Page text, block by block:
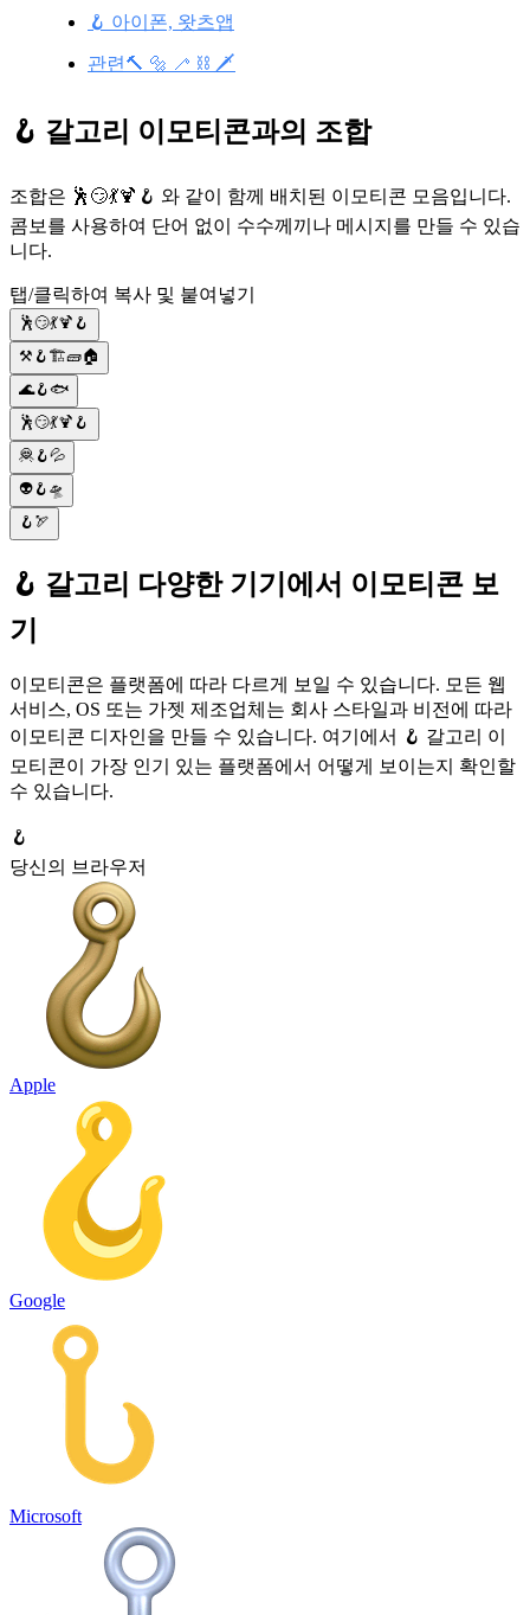
🪝 아이폰, 왓츠앱
관련🔨 🔩 🦯 ⛓️ 🗡️
🪝 갈고리 이모티콘과의 조합
조합은 🕺😏💃🍹🪝 와 같이 함께 배치된 이모티콘 모음입니다.
콤보를 사용하여 단어 없이 수수께끼나 메시지를 만들 수 있습
니다.
탭/클릭하여 복사 및 붙여넣기
🕺😏💃🍹🪝
⚒️🪝🏗🧱🏠
🌊🪝🐟
🕺😏💃🍹🪝
🦧🪝💦
👽🪝🛸
🪝🏹
🪝 갈고리 다양한 기기에서 이모티콘 보
기
이모티콘은 플랫폼에 따라 다르게 보일 수 있습니다. 모든 웹
서비스, OS 또는 가젯 제조업체는 회사 스타일과 비전에 따라
이모티콘 디자인을 만들 수 있습니다. 여기에서 🪝 갈고리 이
모티콘이 가장 인기 있는 플랫폼에서 어떻게 보이는지 확인할
수 있습니다.
🪝
당신의 브라우저
Apple
Google
Microsoft